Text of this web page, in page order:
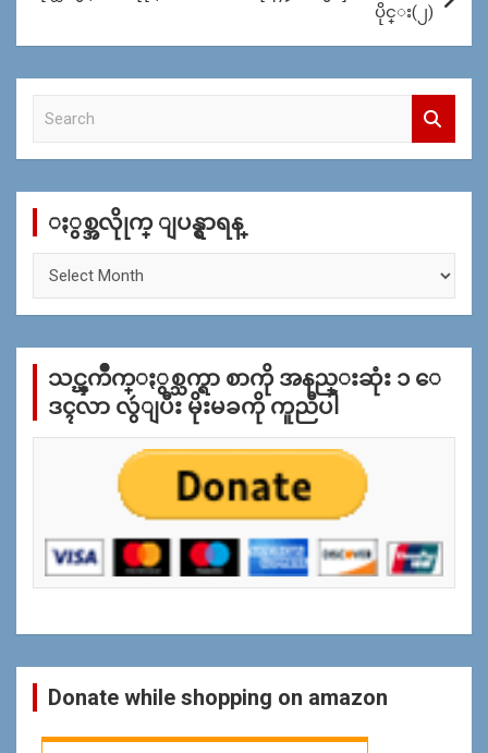
ပိုင္း(၂)
c
ႏွစ္အလိုုက္ ျပန္ရွာရန္
က္
န္
သင္ၾကိဳက္ႏွစ္သက္ရာ စာကို အနည္းဆုံး ၁ ေ
ဒၚလာ လွဴျပီး မိုးမခကို ကူညီပါ
Donate while shopping on amazon